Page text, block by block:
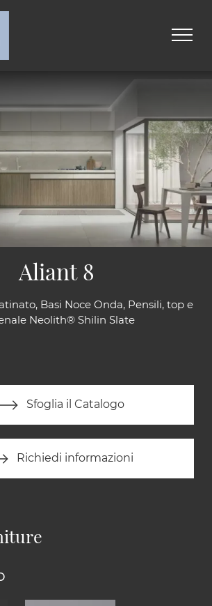
Basi Noce Onda, Pensili, top e
Neolith® Shilin Slate
Sfoglia il Catalogo
Richiedi informazioni
Aliant 8